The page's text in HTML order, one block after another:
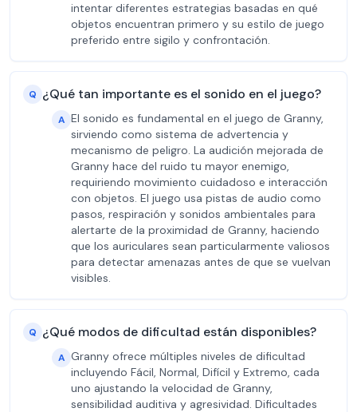
intentar diferentes estrategias basadas en qué
objetos encuentran primero y su estilo de juego
preferido entre sigilo y confrontación.
Q ¿Qué tan importante es el sonido en el juego?
A El sonido es fundamental en el juego de Granny,
sirviendo como sistema de advertencia y
mecanismo de peligro. La audición mejorada de
Granny hace del ruido tu mayor enemigo,
requiriendo movimiento cuidadoso e interacción
con objetos. El juego usa pistas de audio como
pasos, respiración y sonidos ambientales para
alertarte de la proximidad de Granny, haciendo
que los auriculares sean particularmente valiosos
para detectar amenazas antes de que se vuelvan
visibles.
Q ¿Qué modos de dificultad están disponibles?
A Granny ofrece múltiples niveles de dificultad
incluyendo Fácil, Normal, Difícil y Extremo, cada
uno ajustando la velocidad de Granny,
sensibilidad auditiva y agresividad. Dificultades